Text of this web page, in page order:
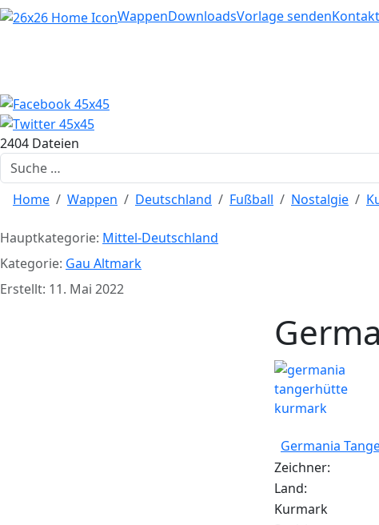
Home
WappenDownloadsVorlage sendenKontakt
2404 Dateien
Suchen
Home Wappen Deutschland Fußball Nostalgie
Hauptkategorie: Mittel-Deutschland
Kategorie: Gau Altmark
Erstellt: 11. Mai 2022
Germania
Zeichner:
Land:
Kurmark